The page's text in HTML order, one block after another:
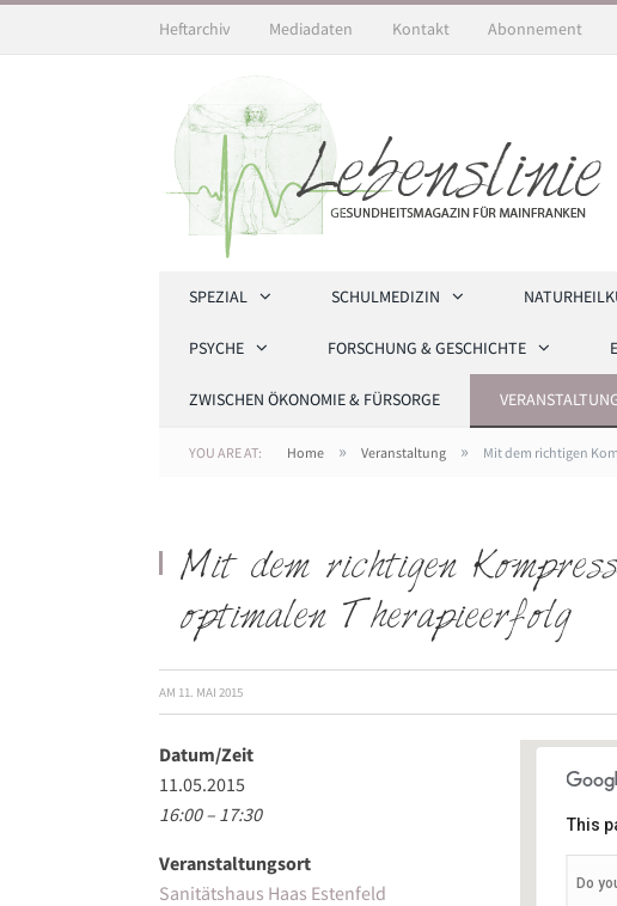
Heftarchiv Mediadaten Kontakt Abonnement
SPEZIAL SCHULMEDIZIN
PSYCHE FORSCHUNG & GESCHICHTE
ZWISCHEN ÖKONOMIE & FÜRSORGE
YOU ARE AT: Home » Veranstaltung » Mit dem richtigen
Mit dem richtigen
optimalen Therapieerfolg
AM 11. MAI 2015
This
Do
Datum/Zeit
11.05.2015
16:00 – 17:30
Veranstaltungsort
Sanitätshaus Haas Estenfeld